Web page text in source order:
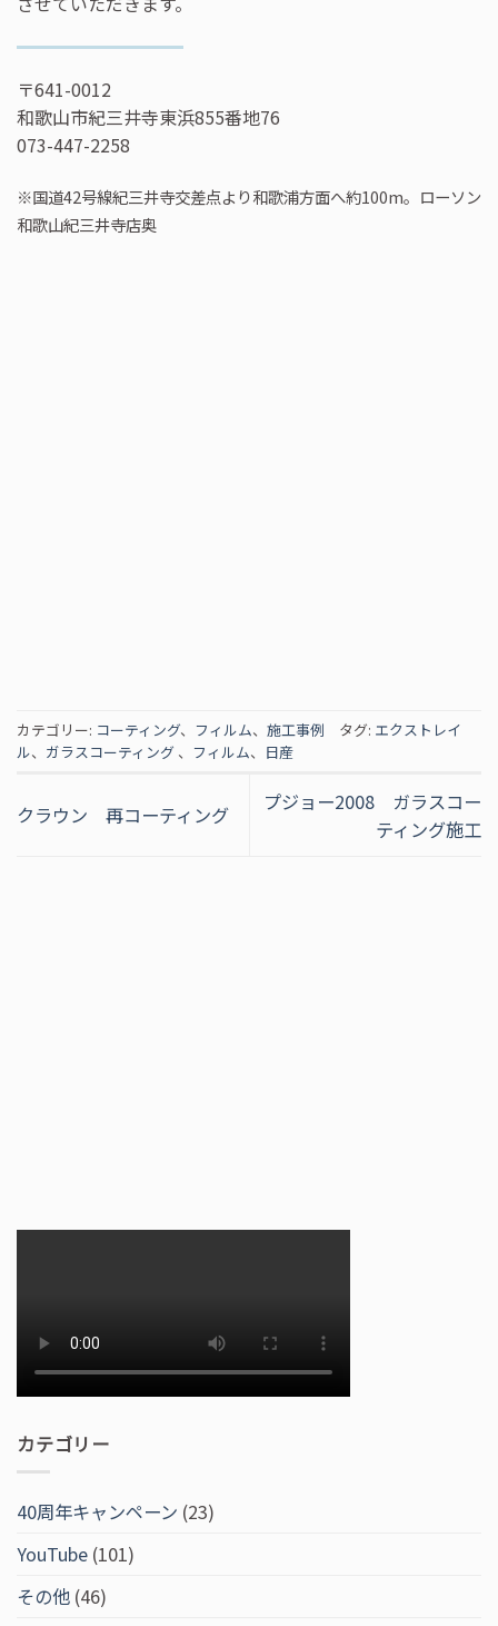
〒641-0012
和歌山市紀三井寺東浜855番地76
073-447-2258
※国道42号線紀三井寺交差点より和歌浦方面へ約100m。ローソン
和歌山紀三井寺店奥
カテゴリー: コーティング、 フィルム、 施工事例 タグ: エクストレイ
ル、 ガラスコーティング 、 フィルム、 日産
クラウン 再コーティング
プジョー2008 ガラスコー
ティング施工
カテゴリー
40周年キャンペーン (23)
YouTube (101)
その他 (46)